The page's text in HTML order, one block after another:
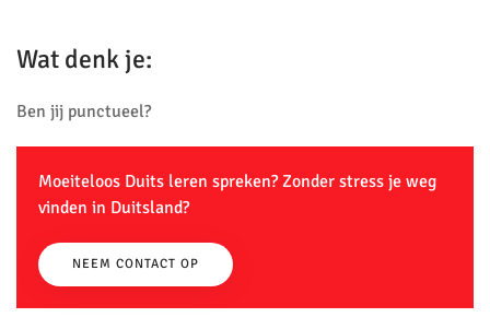
Wat denk je:
Ben jij punctueel?
Moeiteloos Duits leren spreken? Zonder stress je weg
vinden in Duitsland?
NEEM CONTACT OP